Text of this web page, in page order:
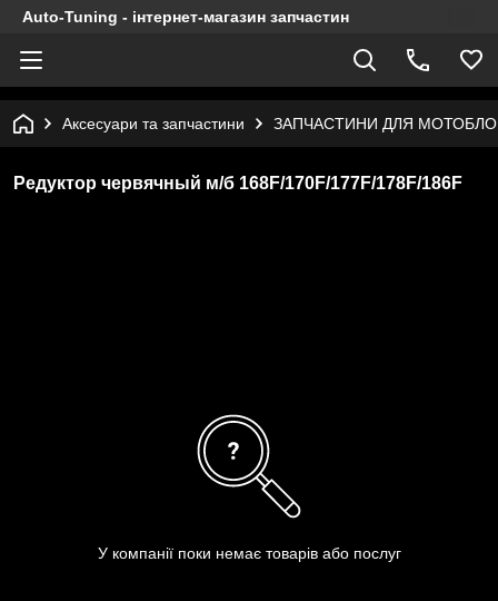
Auto-Tuning - інтернет-магазин запчастин
Аксесуари та запчастини ЗАПЧАСТИНИ ДЛЯ
Редуктор червячный м/б 168F/170F/177F/178F/186F
У компанії поки немає товарів або послуг